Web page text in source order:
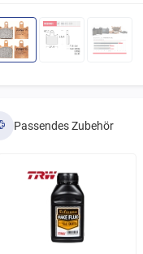
Passendes Zubehör